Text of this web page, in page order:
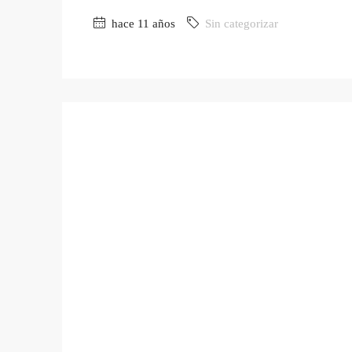
hace 11 años Sin categorizar